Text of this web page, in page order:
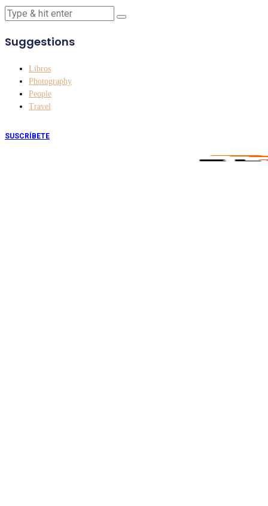
Suggestions
Libros
Photography
People
Travel
SUSCRÍBETE